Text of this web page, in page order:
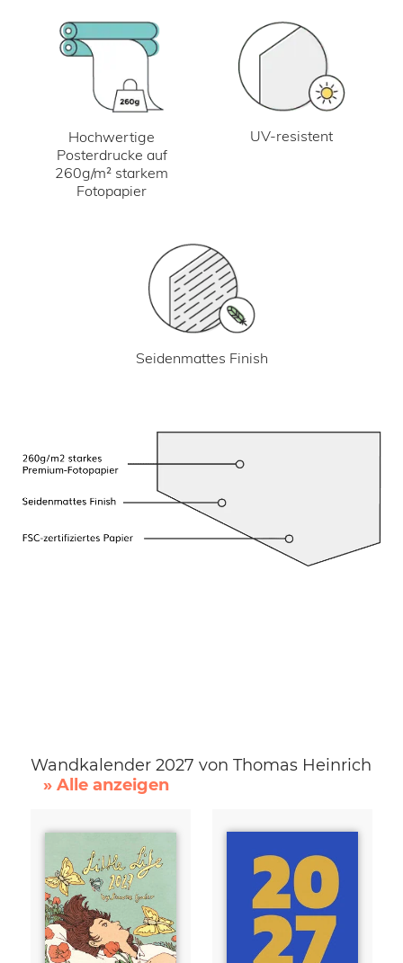
Hochwertige
Posterdrucke auf
260g/m² starkem
Fotopapier
UV-resistent
Seidenmattes Finish
Wandkalender 2027 von Thomas Heinrich
» Alle anzeigen